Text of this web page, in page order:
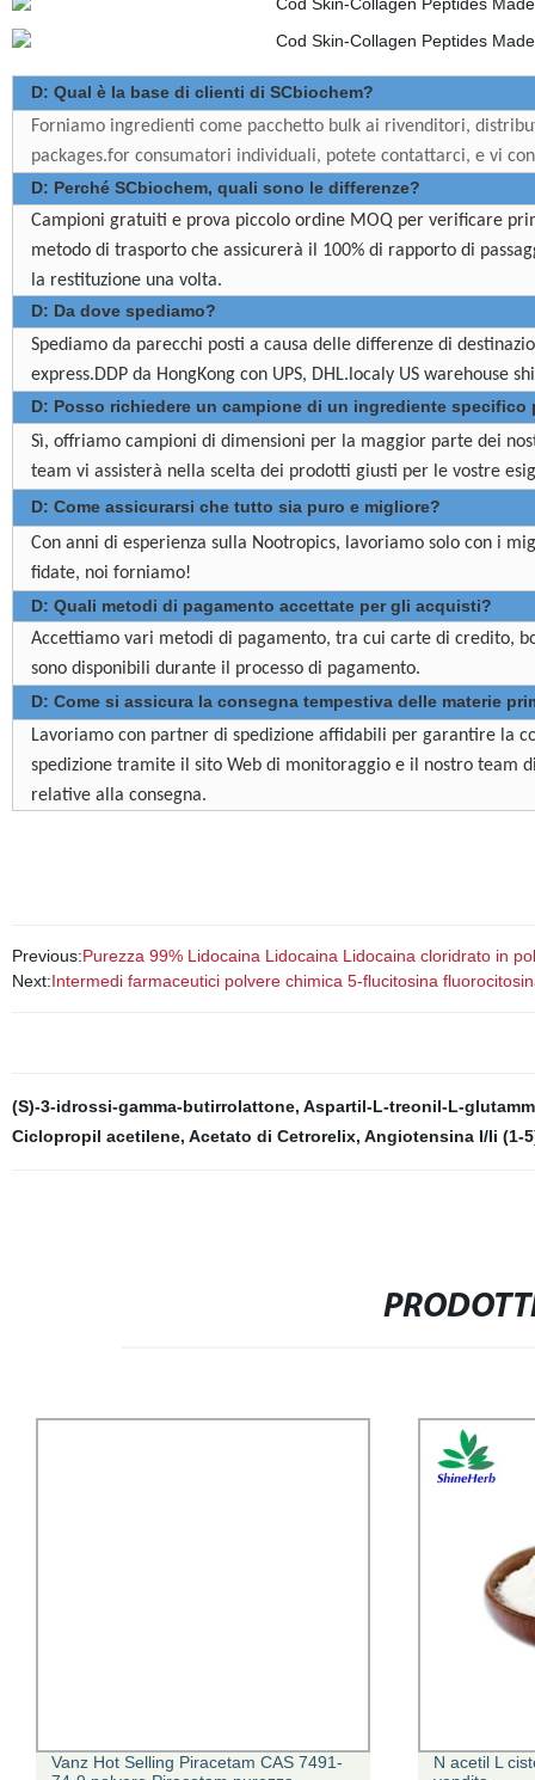
D: Qual è la base di clienti di SCbiochem?
Forniamo ingredienti come pacchetto bulk ai rivenditori,
packages.for consumatori individuali, potete contattarci, e vi
D: Perché SCbiochem, quali sono le differenze?
Campioni gratuiti e prova piccolo ordine MOQ per verificare
metodo di trasporto che assicurerà il 100% di rapporto di
la restituzione una volta.
D: Da dove spediamo?
Spediamo da parecchi posti a causa delle differenze di
express.DDP da HongKong con UPS, DHL.localy US
D: Posso richiedere un campione di un ingrediente
Sì, offriamo campioni di dimensioni per la maggior parte dei
team vi assisterà nella scelta dei prodotti giusti per le vostre
D: Come assicurarsi che tutto sia puro e migliore?
Con anni di esperienza sulla Nootropics, lavoriamo solo con i
fidate, noi forniamo!
D: Quali metodi di pagamento accettate per gli acquisti?
Accettiamo vari metodi di pagamento, tra cui carte di credito,
sono disponibili durante il processo di pagamento.
D: Come si assicura la consegna tempestiva delle materie
Lavoriamo con partner di spedizione affidabili per garantire la
spedizione tramite il sito Web di monitoraggio e il nostro team
relative alla consegna.
Previous:Purezza 99% Lidocaina Lidocaina Lidocaina cloridrato in
Next:Intermedi farmaceutici polvere chimica 5-flucitosina
(S)-3-idrossi-gamma-butirrolattone, Aspartil-L-treonil-L-
Ciclopropil acetilene, Acetato di Cetrorelix, Angiotensina I/Ii (1-
Vanz Hot Selling Piracetam CAS 7491-
N acetil L